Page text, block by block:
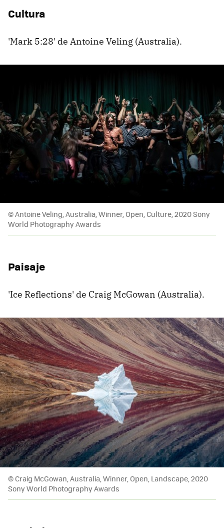
Cultura
'Mark 5:28' de Antoine Veling (Australia).
© Antoine Veling, Australia, Winner, Open, Culture, 2020 Sony
World Photography Awards
Paisaje
'Ice Reflections' de Craig McGowan (Australia).
© Craig McGowan, Australia, Winner, Open, Landscape, 2020
Sony World Photography Awards